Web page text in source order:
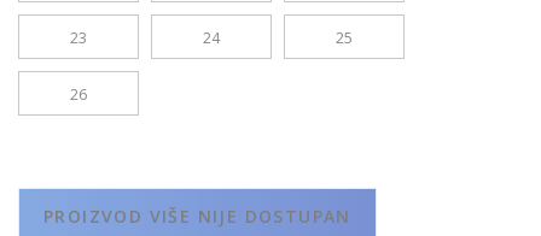
23 24 25
26
PROIZVOD VIŠE NIJE DOSTUPAN